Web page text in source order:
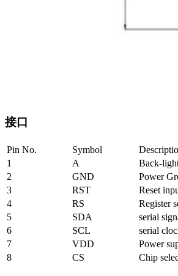
接口
Pin No. Symbol
1
A
Back-
2
GND
Power
3
RST
Reset
4
RS
Register
5
SDA
serial
6
SCL
serial
7
VDD
Power
8
CS Chip